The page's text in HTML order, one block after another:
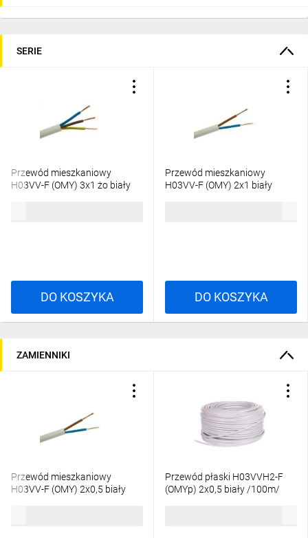
SERIE
Przewód mieszkaniowy
H03VV-F (OMY) 3x1 żo biały
DO KOSZYKA
Przewód mieszkaniowy
H03VV-F (OMY) 2x1 biały
DO KOSZYKA
ZAMIENNIKI
Przewód mieszkaniowy
H03VV-F (OMY) 2x0,5 biały
Przewód płaski H03VVH2-F
(OMYp) 2x0,5 biały /100m/